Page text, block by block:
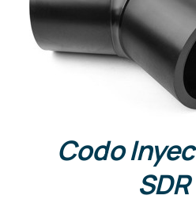
DETALLES
Codo
SDR